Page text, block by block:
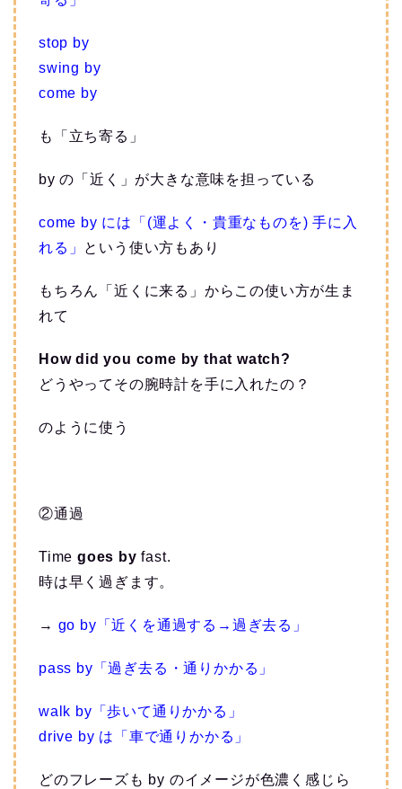
stop by
swing by
come by
も「立ち寄る」
by の「近く」が大きな意味を担っている
come by には「(運よく・貴重なものを) 手に入
れる」 という使い方もあり
もちろん「近くに来る」からこの使い方が生ま
れて
How did you come by that watch?
どうやってその腕時計を手に入れたの？
のように使う
②通過
Time goes by fast.
時は早く過ぎます。
→ go by「近くを通過する→過ぎ去る」
pass by「過ぎ去る・通りかかる」
walk by「歩いて通りかかる」
drive by は「車で通りかかる」
どのフレーズも by のイメージが色濃く感じら